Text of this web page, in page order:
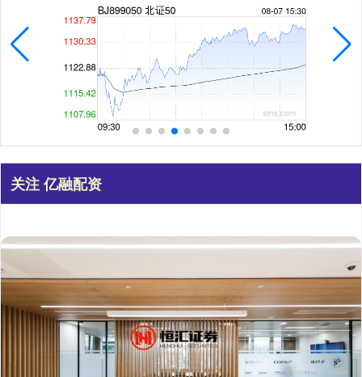
关注 亿融配资